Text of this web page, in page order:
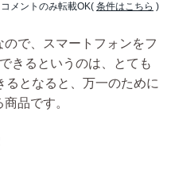
コメントのみ転載OK( 条件はこちら )
で、スマートフォンをフ
きるというのは、とても
るとなると、万一のために
品です。